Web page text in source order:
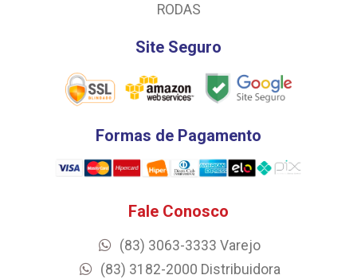
RODAS
Site Seguro
Formas de Pagamento
Fale Conosco
(83) 3063-3333 Varejo
(83) 3182-2000 Distribuidora